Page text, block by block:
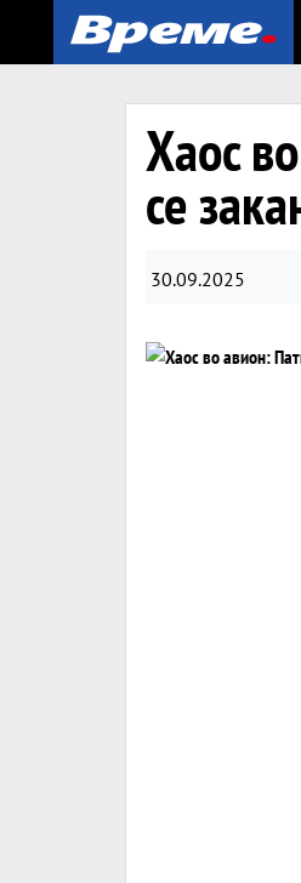
Хаос
се
30.09.2025